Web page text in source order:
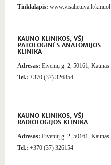
Tinklalapis: www.visalietuva.lt/kmuol
KAUNO KLINIKOS, VŠĮ
PATOLOGINĖS ANATOMIJOS
KLINIKA
Adresas: Eivenių g. 2, 50161, Kaunas
Tel.: +370 (37) 326854
KAUNO KLINIKOS, VŠĮ
RADIOLOGIJOS KLINIKA
Adresas: Eivenių g. 2, 50161, Kaunas
Tel.: +370 (37) 326154